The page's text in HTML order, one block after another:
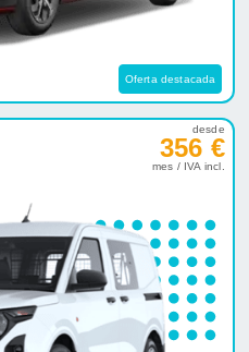
Oferta destacada
desde
356 €
mes / IVA incl.